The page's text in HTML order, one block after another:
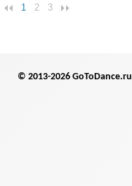
1 2 3
© 2013-2026 GoToDance.ru